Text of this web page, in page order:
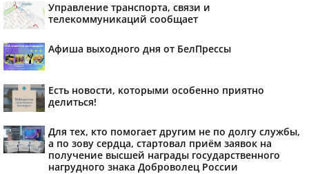
Управление транспорта, связи и
телекоммуникаций сообщает
Афиша выходного дня от БелПрессы
Есть новости, которыми особенно приятно
делиться!
Для тех, кто помогает другим не по долгу службы,
а по зову сердца, стартовал приём заявок на
получение высшей награды государственного
нагрудного знака Доброволец России